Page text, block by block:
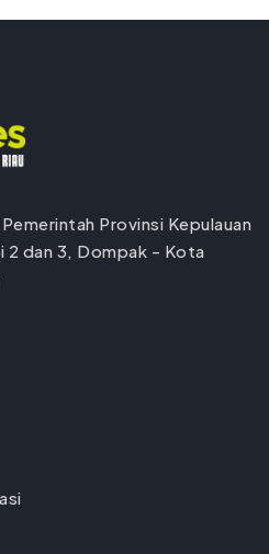
Provinsi Kepulauan
2 dan 3, Dompak - Kota